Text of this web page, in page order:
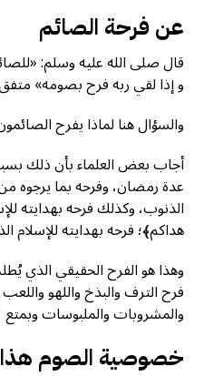
عن فرحة الصائم
قال صلى الله عليه وسلم:
و إذا لقي ربه فرح بصومه»
والسؤال هنا لماذا يفرح
أجاب بعض العلماء بأن ذلك
عدة رمضان، وفرحه بما يرجوه
الذنوب، وكذلك فرحه بهدايته
هداكم﴾؛ فرحه بهدايته
وهذا هو الفرح الحقيقي الذي
فرح الترف والبذخ واللهو
والمشروبات والملبوسات وبمتع
خصوصية الصوم هذا